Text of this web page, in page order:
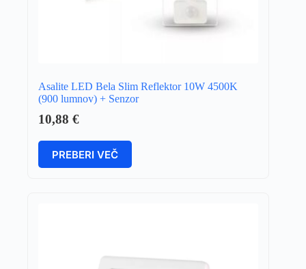
Asalite LED Bela Slim Reflektor 10W 4500K
(900 lumnov) + Senzor
10,88 €
PREBERI VEČ